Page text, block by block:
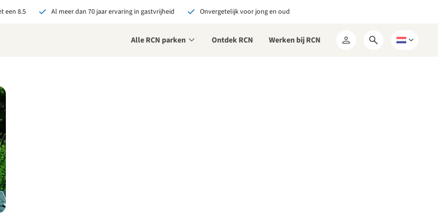
een 8.5 Al meer dan 70 jaar ervaring in gastvrijheid Onvergetelijk voor jong en oud
Alle RCN parken Ontdek RCN Werken bij RCN
Mijn
Open
Kies
bij RCN boekt, krijg je:
De beste prijsgarantie
Exclusieve voordelen
Persoonlijk contact
alle voordelen